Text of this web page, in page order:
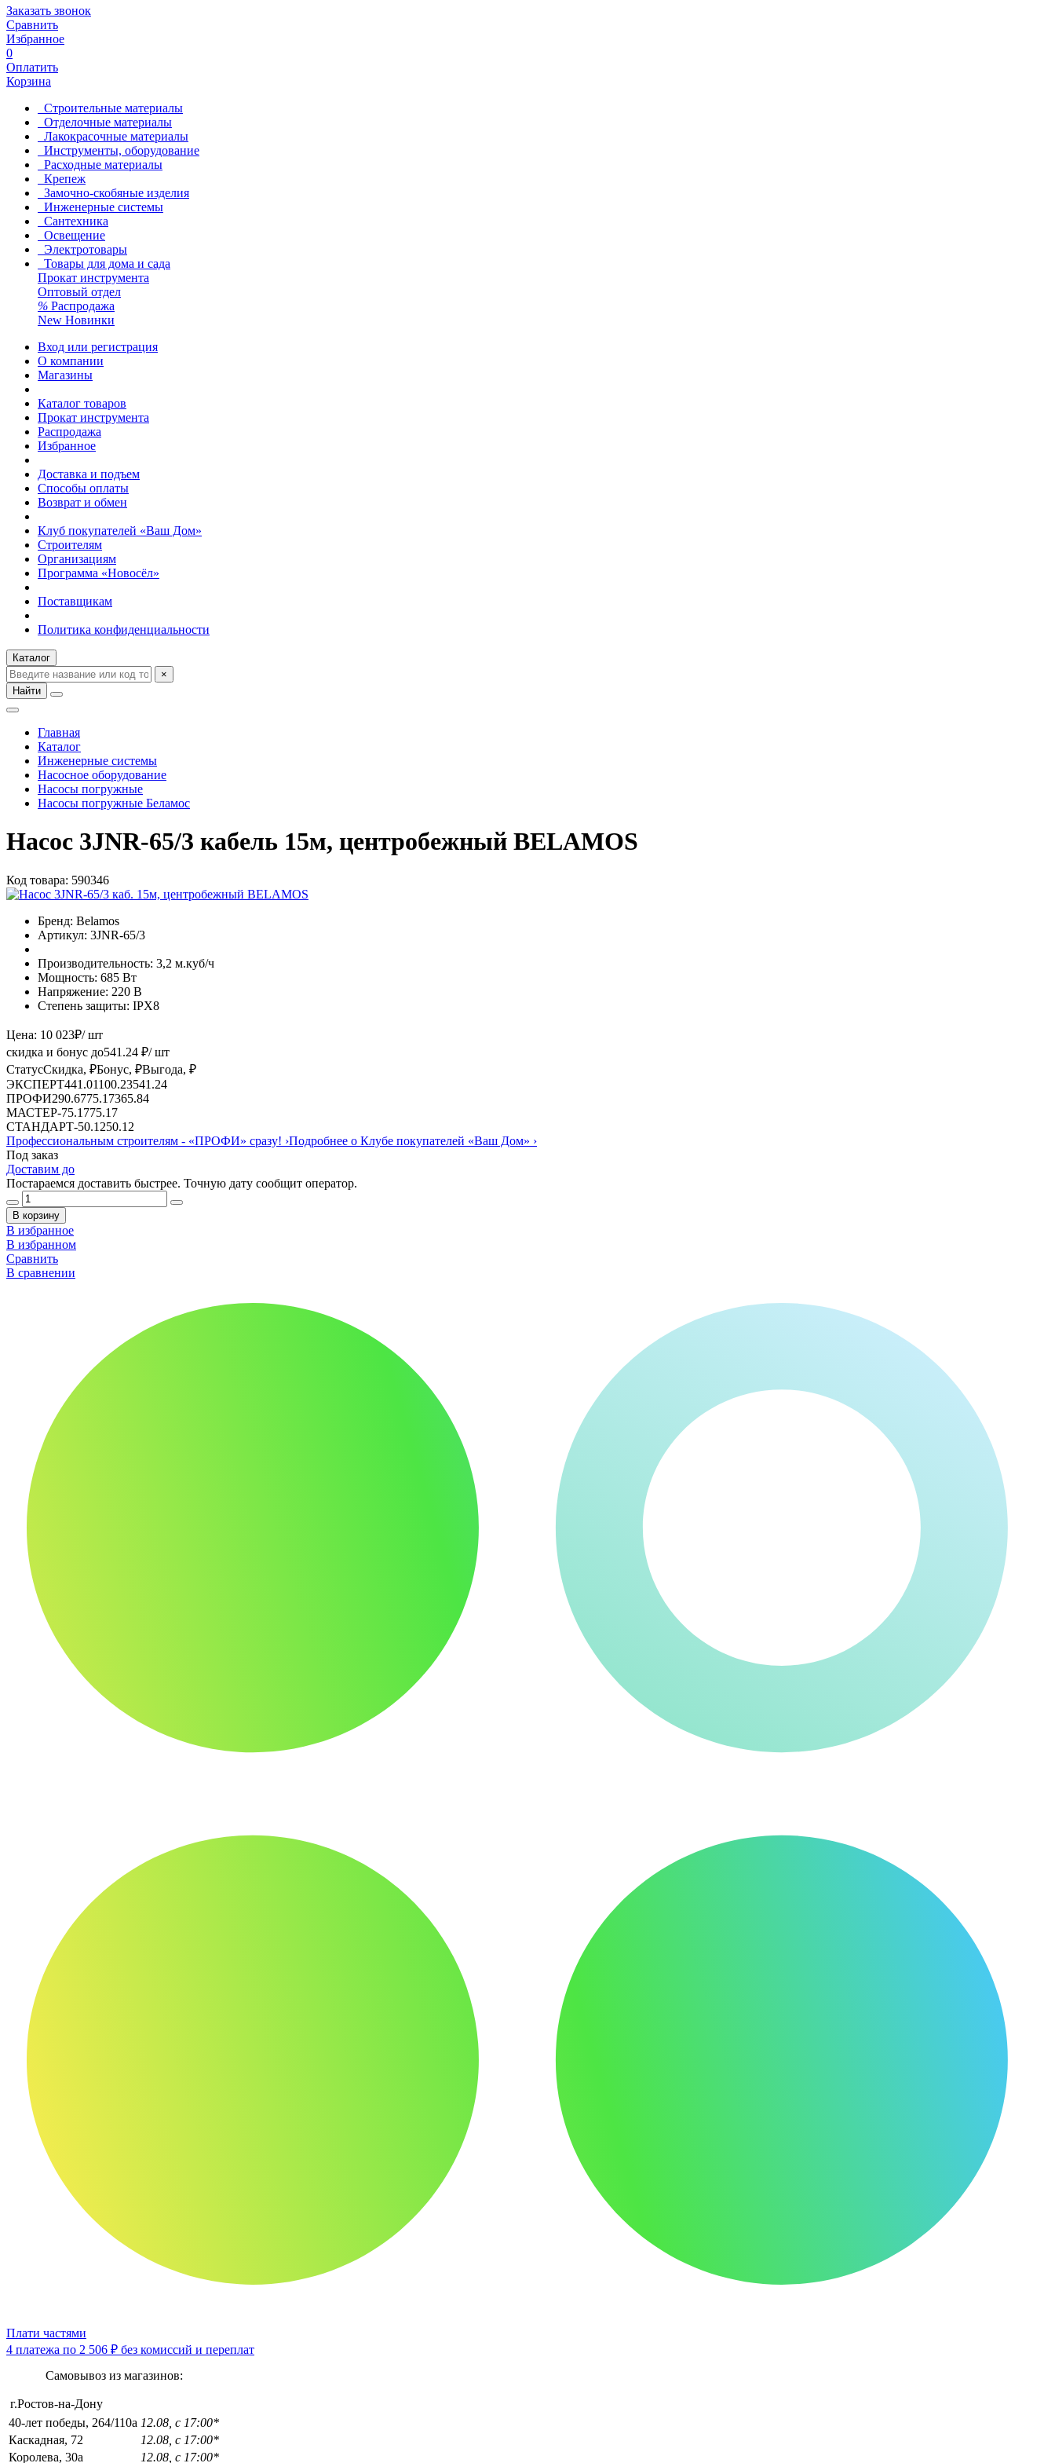
Заказать звонок
Сравнить
Избранное
0
Оплатить
Корзина
Строительные материалы
Отделочные материалы
Лакокрасочные материалы
Инструменты, оборудование
Расходные материалы
Крепеж
Замочно-скобяные изделия
Инженерные системы
Сантехника
Освещение
Электротовары
Товары для дома и сада
Прокат инструмента
Оптовый отдел
% Распродажа
New Новинки
Вход или регистрация
О компании
Магазины
Каталог товаров
Прокат инструмента
Распродажа
Избранное
Доставка и подъем
Способы оплаты
Возврат и обмен
Клуб покупателей «Ваш Дом»
Строителям
Организациям
Программа «Новосёл»
Поставщикам
Политика конфиденциальности
Каталог
×
Найти
Главная
Каталог
Инженерные системы
Насосное оборудование
Насосы погружные
Насосы погружные Беламос
Насос 3JNR-65/3 кабель 15м, центробежный BELAMOS
Код товара: 590346
Бренд: Belamos
Артикул: 3JNR-65/3
Производительность: 3,2 м.куб/ч
Мощность: 685 Вт
Напряжение: 220 В
Степень защиты: IPX8
Цена: 10 023₽/ шт
скидка и бонус до541.24 ₽/ шт
СтатусСкидка, ₽Бонус, ₽Выгода, ₽
ЭКСПЕРТ441.01100.23541.24
ПРОФИ290.6775.17365.84
МАСТЕР-75.1775.17
СТАНДАРТ-50.1250.12
Профессиональным строителям - «ПРОФИ» сразу! ›Подробнее о Клубе покупателей «Ваш Дом» ›
Под заказ
Доставим до
Постараемся доставить быстрее. Точную дату сообщит оператор.
В корзину
В избранное
В избранном
Сравнить
В сравнении
Плати частями
4 платежа по 2 506 ₽ без комиссий и переплат
Самовывоз из магазинов:
г.Ростов-на-Дону
40-лет победы, 264/110а 12.08, с 17:00*
Каскадная, 72
12.08, с 17:00*
Королева, 30а
12.08, с 17:00*